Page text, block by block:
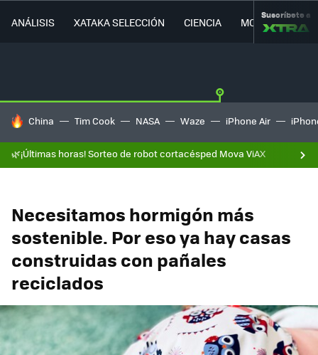
ANÁLISIS XATAKA SELECCIÓN CIENCIA MOVILIDAD
Suscríbete a
HOY SE HABLA DE
China Tim Cook NASA Waze iPhone Air
🌿¡Últimas horas! Sorteo de robot cortacésped Mova ViAX
Necesitamos hormigón más
sostenible. Por eso ya hay casas
construidas con pañales
reciclados